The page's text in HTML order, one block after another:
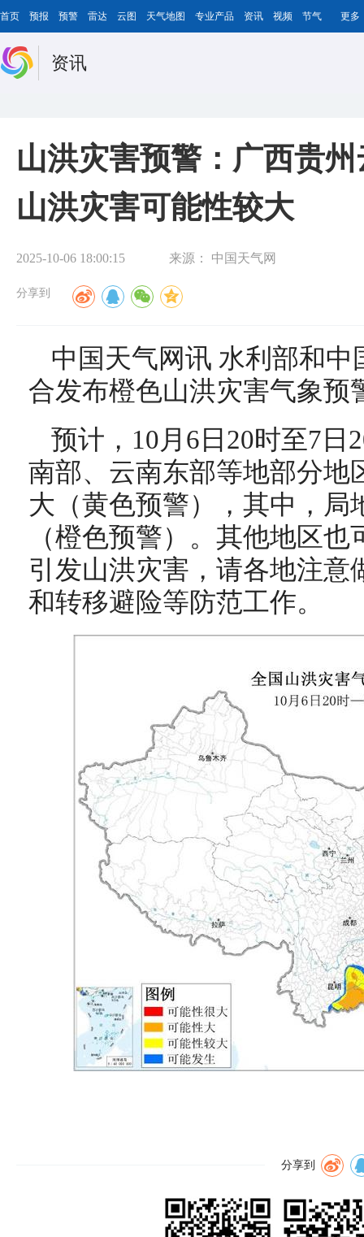
首页 预报 预警 雷达 云图 天气地图 专业产品 资讯 视频 节气 更多
资讯
山洪灾害预警：广西贵
山洪灾害可能性较大
2025-10-06 18:00:15 来源： 中国天气网
分享到
中国天气网讯 水利部和中
合发布橙色山洪灾害气象预
预计，10月6日20时至7日
南部、云南东部等地部分地
大（黄色预警），其中，局
（橙色预警）。其他地区
引发山洪灾害，请各地注意
和转移避险等防范工作。
分享到